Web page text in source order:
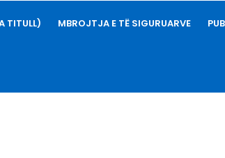
TITULL) MBROJTJA E TË SIGURUARVE